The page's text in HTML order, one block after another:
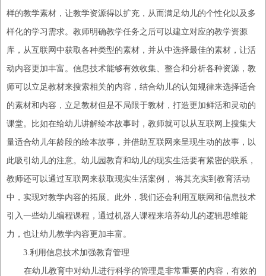
样的教学素材，让教学资源得以扩充，从而满足幼儿的个性化以及多
样化的学习需求。教师明确教学任务之后可以建立对应的教学资源
库，从互联网中获取各种类型的素材，并从中选择最佳的素材，让活
动内容更加丰富。信息技术能够有效收集、整合和分析各种资源，教
师可以立足教材来搜索相关的内容，结合幼儿的认知规律来选择适合
的素材和内容，立足教材但是不局限于教材，打造更加鲜活和灵动的
课堂。比如在给幼儿讲解绘本故事时，教师就可以从互联网上搜集大
量适合幼儿年龄段的绘本故事，并借助互联网来呈现生动的故事，以
此吸引幼儿的注意。幼儿园教育和幼儿的现实生活要有紧密的联系 ，
教师还可以通过互联网来获取现实生活案例， 将其充实到教育活动
中，实现对教学内容的拓展。此外，我们还会利用互联网和信息技术
引入一些幼儿编程课程，通过机器人课程来培养幼儿的逻辑思维能
力，也让幼儿教学内容更加丰富。
3.利用信息技术加强教育管理
在幼儿教育中对幼儿进行科学的管理是非常重要的内容，有效的